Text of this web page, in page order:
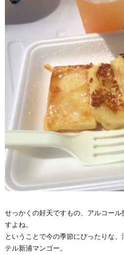
せっかくの好天ですもの、アルコー
すよね。
ということで今の季節にぴったりな
テル新浦マンゴー。